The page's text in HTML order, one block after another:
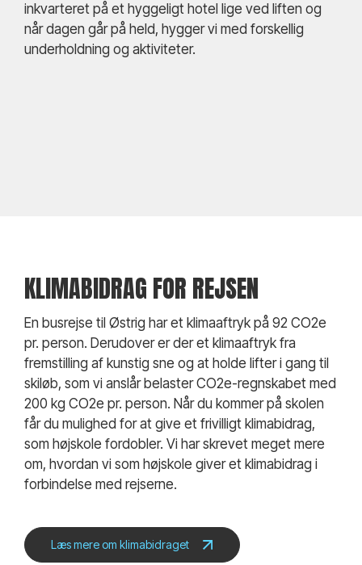
inkvarteret på et hyggeligt hotel lige ved liften og
når dagen går på held, hygger vi med forskellig
underholdning og aktiviteter.
KLIMABIDRAG FOR REJSEN
En busrejse til Østrig har et klimaaftryk på 92 CO2e
pr. person. Derudover er der et klimaaftryk fra
fremstilling af kunstig sne og at holde lifter i gang til
skiløb, som vi anslår belaster CO2e-regnskabet med
200 kg CO2e pr. person. Når du kommer på skolen
får du mulighed for at give et frivilligt klimabidrag,
som højskole fordobler. Vi har skrevet meget mere
om, hvordan vi som højskole giver et klimabidrag i
forbindelse med rejserne.
Læs mere om klimabidraget